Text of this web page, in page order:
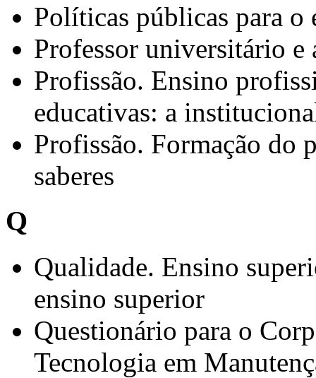
Políticas públicas para
Professor universitário e
Profissão. Ensino
educativas: a
Profissão. Formação do
saberes
Q
Qualidade. Ensino
ensino superior
Questionário para o
Tecnologia em